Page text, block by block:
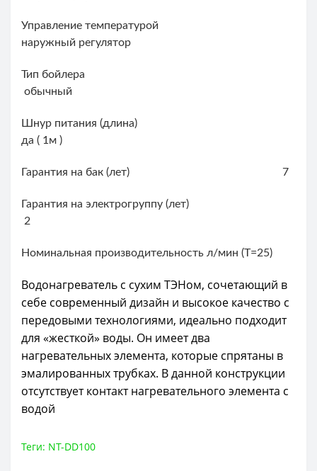
Управление температурой
наружный регулятор
Тип бойлера
обычный
Шнур питания (длина)
да ( 1м )
Гарантия на бак (лет) 7
Гарантия на электрогруппу (лет)
2
Номинальная производительность л/мин (T=25)
Водонагреватель с сухим ТЭНом, сочетающий в
себе современный дизайн и высокое качество с
передовыми технологиями, идеально подходит
для «жесткой» воды. Он имеет два
нагревательных элемента, которые спрятаны в
эмалированных трубках. В данной конструкции
отсутствует контакт нагревательного элемента с
водой
Теги: NT-DD100